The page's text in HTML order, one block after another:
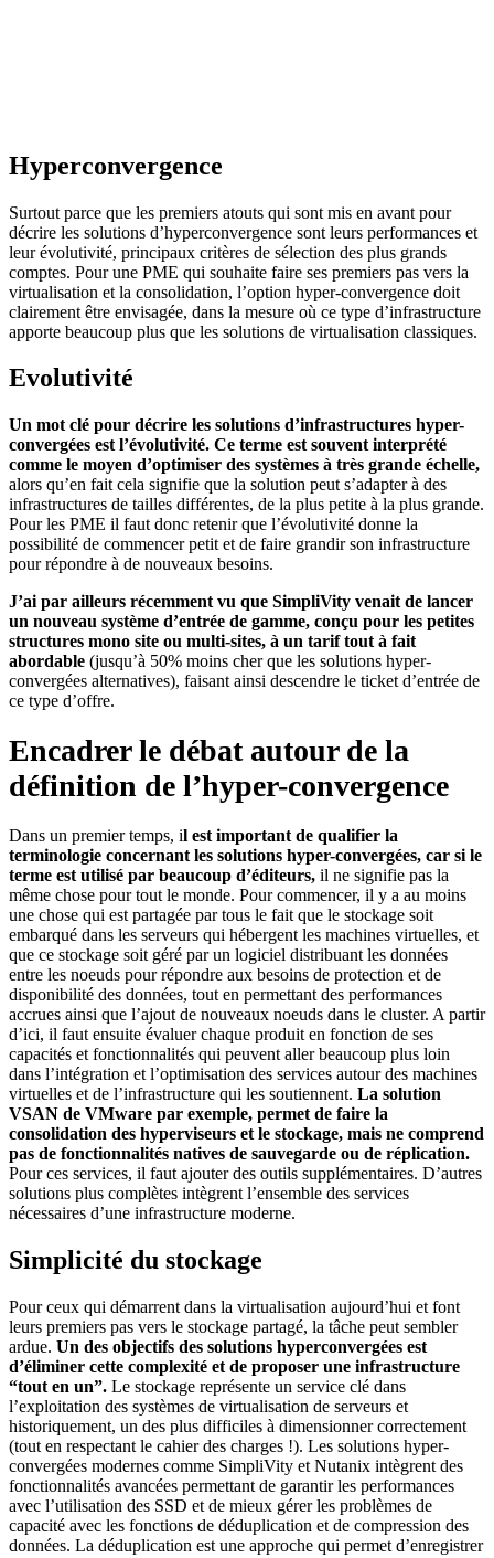
Hyperconvergence
Surtout parce que les premiers atouts qui sont mis en avant pour
décrire les solutions d’hyperconvergence sont leurs performances et
leur évolutivité, principaux critères de sélection des plus grands
comptes. Pour une PME qui souhaite faire ses premiers pas vers la
virtualisation et la consolidation, l’option hyper-convergence doit
clairement être envisagée, dans la mesure où ce type d’infrastructure
apporte beaucoup plus que les solutions de virtualisation classiques.
Evolutivité
Un mot clé pour décrire les solutions d’infrastructures hyper-
convergées est l’évolutivité. Ce terme est souvent interprété
comme le moyen d’optimiser des systèmes à très grande échelle,
alors qu’en fait cela signifie que la solution peut s’adapter à des
infrastructures de tailles différentes, de la plus petite à la plus grande.
Pour les PME il faut donc retenir que l’évolutivité donne la
possibilité de commencer petit et de faire grandir son infrastructure
pour répondre à de nouveaux besoins.
J’ai par ailleurs récemment vu que SimpliVity venait de lancer
un nouveau système d’entrée de gamme, conçu pour les petites
structures mono site ou multi-sites, à un tarif tout à fait
abordable (jusqu’à 50% moins cher que les solutions hyper-
convergées alternatives), faisant ainsi descendre le ticket d’entrée de
ce type d’offre.
Encadrer le débat autour de la
définition de l’hyper-convergence
Dans un premier temps, il est important de qualifier la
terminologie concernant les solutions hyper-convergées, car si le
terme est utilisé par beaucoup d’éditeurs, il ne signifie pas la
même chose pour tout le monde. Pour commencer, il y a au moins
une chose qui est partagée par tous le fait que le stockage soit
embarqué dans les serveurs qui hébergent les machines virtuelles, et
que ce stockage soit géré par un logiciel distribuant les données
entre les noeuds pour répondre aux besoins de protection et de
disponibilité des données, tout en permettant des performances
accrues ainsi que l’ajout de nouveaux noeuds dans le cluster. A partir
d’ici, il faut ensuite évaluer chaque produit en fonction de ses
capacités et fonctionnalités qui peuvent aller beaucoup plus loin
dans l’intégration et l’optimisation des services autour des machines
virtuelles et de l’infrastructure qui les soutiennent. La solution
VSAN de VMware par exemple, permet de faire la
consolidation des hyperviseurs et le stockage, mais ne comprend
pas de fonctionnalités natives de sauvegarde ou de réplication.
Pour ces services, il faut ajouter des outils supplémentaires. D’autres
solutions plus complètes intègrent l’ensemble des services
nécessaires d’une infrastructure moderne.
Simplicité du stockage
Pour ceux qui démarrent dans la virtualisation aujourd’hui et font
leurs premiers pas vers le stockage partagé, la tâche peut sembler
ardue. Un des objectifs des solutions hyperconvergées est
d’éliminer cette complexité et de proposer une infrastructure
“tout en un”. Le stockage représente un service clé dans
l’exploitation des systèmes de virtualisation de serveurs et
historiquement, un des plus difficiles à dimensionner correctement
(tout en respectant le cahier des charges !). Les solutions hyper-
convergées modernes comme SimpliVity et Nutanix intègrent des
fonctionnalités avancées permettant de garantir les performances
avec l’utilisation des SSD et de mieux gérer les problèmes de
capacité avec les fonctions de déduplication et de compression des
données. La déduplication est une approche qui permet d’enregistrer